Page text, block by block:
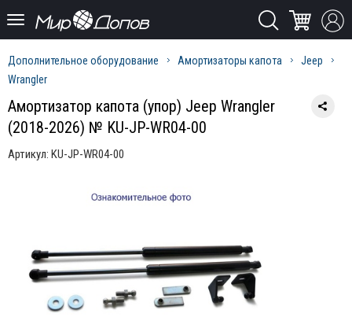
Дополнительное оборудование Амортизаторы капота
Jeep
Wrangler
Амортизатор капота (упор) Jeep Wrangler
(2018-2026) № KU-JP-WR04-00
Артикул: KU-JP-WR04-00